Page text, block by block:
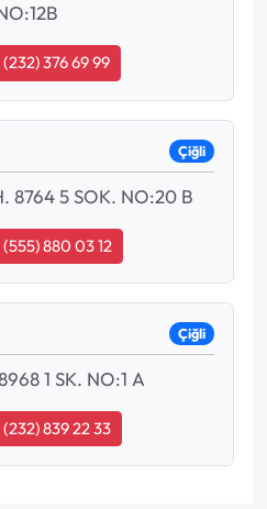
376 69 99
Çiğli
8764 5 SOK. NO:20 B
880 03 12
Çiğli
1 SK. NO:1 A
839 22 33